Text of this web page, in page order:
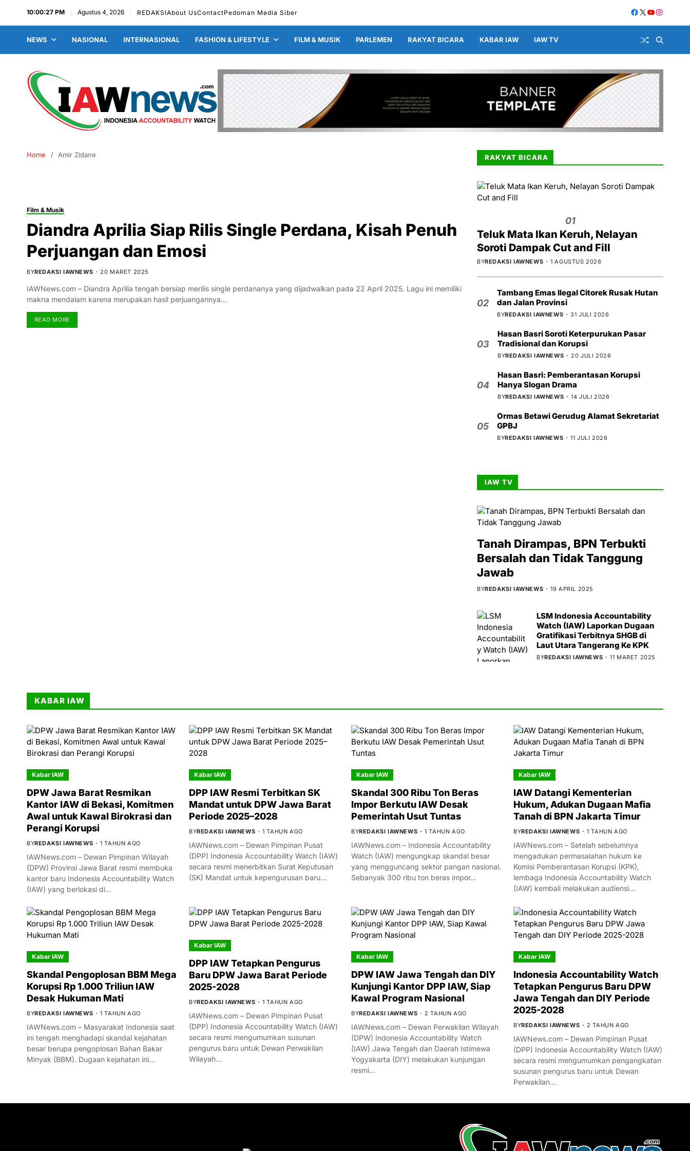
10:00:28 PM Agustus 4, 2026 REDAKSIAbout UsContactPedoman Media Siber
NEWS NASIONAL INTERNASIONAL FASHION & LIFESTYLE FILM & MUSIK PARLEMEN RAKYAT BICARA KABAR IAW IAW TV
Home Amir Zidane
Film & Musik
Diandra Aprilia Siap Rilis Single Perdana, Kisah Penuh
Perjuangan dan Emosi
BYREDAKSI IAWNEWS 20 MARET 2025
IAWNews.com – Diandra Aprilia tengah bersiap merilis single perdananya yang dijadwalkan pada 22 April 2025. Lagu ini memiliki
makna mendalam karena merupakan hasil perjuangannya…
READ MORE
RAKYAT BICARA
01
Teluk Mata Ikan Keruh, Nelayan
Soroti Dampak Cut and Fill
BYREDAKSI IAWNEWS 1 AGUSTUS 2026
02
Tambang Emas Ilegal Citorek Rusak Hutan
dan Jalan Provinsi
BYREDAKSI IAWNEWS 31 JULI 2026
03
Hasan Basri Soroti Keterpurukan Pasar
Tradisional dan Korupsi
BYREDAKSI IAWNEWS 20 JULI 2026
04
Hasan Basri: Pemberantasan Korupsi
Hanya Slogan Drama
BYREDAKSI IAWNEWS 14 JULI 2026
05
Ormas Betawi Gerudug Alamat Sekretariat
GPBJ
BYREDAKSI IAWNEWS 11 JULI 2026
IAW TV
Tanah Dirampas, BPN Terbukti
Bersalah dan Tidak Tanggung
Jawab
BYREDAKSI IAWNEWS 19 APRIL 2025
LSM Indonesia Accountability
Watch (IAW) Laporkan Dugaan
Gratifikasi Terbitnya SHGB di
Laut Utara Tangerang Ke KPK
BYREDAKSI IAWNEWS 11 MARET 2025
KABAR IAW
Kabar IAW
DPW Jawa Barat Resmikan
Kantor IAW di Bekasi, Komitmen
Awal untuk Kawal Birokrasi dan
Perangi Korupsi
BYREDAKSI IAWNEWS 1 TAHUN AGO
IAWNews.com – Dewan Pimpinan Wilayah
(DPW) Provinsi Jawa Barat resmi membuka
kantor baru Indonesia Accountability Watch
(IAW) yang berlokasi di…
Kabar IAW
DPP IAW Resmi Terbitkan SK
Mandat untuk DPW Jawa Barat
Periode 2025–2028
BYREDAKSI IAWNEWS 1 TAHUN AGO
IAWNews.com – Dewan Pimpinan Pusat
(DPP) Indonesia Accountability Watch (IAW)
secara resmi menerbitkan Surat Keputusan
(SK) Mandat untuk kepengurusan baru…
Kabar IAW
Skandal 300 Ribu Ton Beras
Impor Berkutu IAW Desak
Pemerintah Usut Tuntas
BYREDAKSI IAWNEWS 1 TAHUN AGO
IAWNews.com – Indonesia Accountability
Watch (IAW) mengungkap skandal besar
yang mengguncang sektor pangan nasional.
Sebanyak 300 ribu ton beras impor…
Kabar IAW
IAW Datangi Kementerian
Hukum, Adukan Dugaan Mafia
Tanah di BPN Jakarta Timur
BYREDAKSI IAWNEWS 1 TAHUN AGO
IAWNews.com – Setelah sebelumnya
mengadukan permasalahan hukum ke
Komisi Pemberantasan Korupsi (KPK),
lembaga Indonesia Accountability Watch
(IAW) kembali melakukan audiensi…
Kabar IAW
Skandal Pengoplosan BBM Mega
Korupsi Rp 1.000 Triliun IAW
Desak Hukuman Mati
BYREDAKSI IAWNEWS 1 TAHUN AGO
IAWNews.com – Masyarakat Indonesia saat
ini tengah menghadapi skandal kejahatan
besar berupa pengoplosan Bahan Bakar
Minyak (BBM). Dugaan kejahatan ini…
Kabar IAW
DPP IAW Tetapkan Pengurus
Baru DPW Jawa Barat Periode
2025-2028
BYREDAKSI IAWNEWS 1 TAHUN AGO
IAWNews.com – Dewan Pimpinan Pusat
(DPP) Indonesia Accountability Watch (IAW)
secara resmi mengumumkan susunan
pengurus baru untuk Dewan Perwakilan
Wilayah…
Kabar IAW
DPW IAW Jawa Tengah dan DIY
Kunjungi Kantor DPP IAW, Siap
Kawal Program Nasional
BYREDAKSI IAWNEWS 2 TAHUN AGO
IAWNews.com – Dewan Perwakilan Wilayah
(DPW) Indonesia Accountability Watch
(IAW) Jawa Tengah dan Daerah Istimewa
Yogyakarta (DIY) melakukan kunjungan
resmi…
Kabar IAW
Indonesia Accountability Watch
Tetapkan Pengurus Baru DPW
Jawa Tengah dan DIY Periode
2025-2028
BYREDAKSI IAWNEWS 2 TAHUN AGO
IAWNews.com – Dewan Pimpinan Pusat
(DPP) Indonesia Accountability Watch (IAW)
secara resmi mengumumkan pengangkatan
susunan pengurus baru untuk Dewan
Perwakilan…